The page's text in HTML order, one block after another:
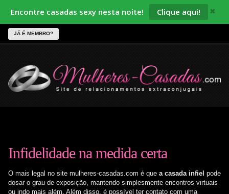
Encontre casadas sexy nesta noite! Clique aqui! ✖
JÁ É MEMBRO?
Infidelidade na medida certa
O mais legal no site mulheres-casadas.com é que a casada infiel pode
dosar o grau de exposição, mantendo simplesmente encontros virtuais
ou indo mais além. Além disso, é possível ter contato com uma